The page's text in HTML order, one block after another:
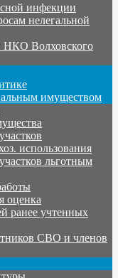
инфекции
нелегальной
НКО Волховского
имуществом
использования
льготным
оценка
ранее учтенных
СВО и членов